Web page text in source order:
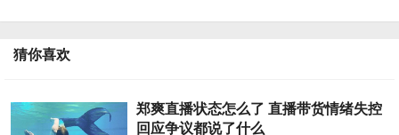
猜你喜欢
郑爽直播状态怎么了 直播带货情绪失控
回应争议都说了什么